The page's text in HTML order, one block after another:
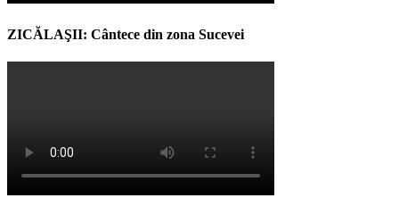
ZICĂLAŞII: Cântece din zona Sucevei